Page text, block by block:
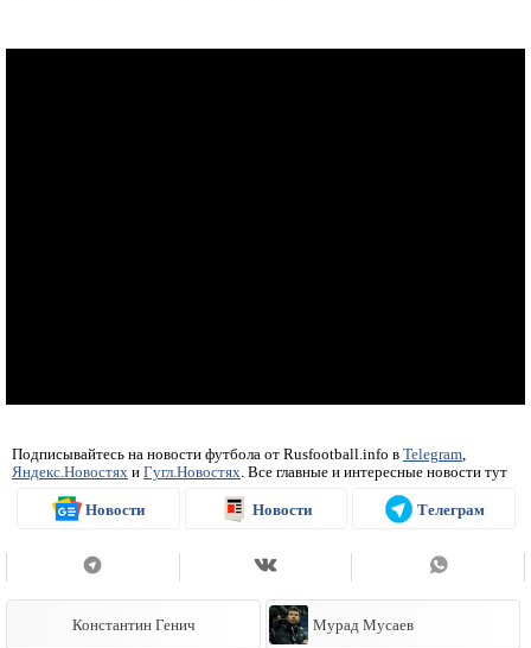
Подписывайтесь на новости футбола от Rusfootball.info в Telegram,
Яндекс.Новостях и Гугл.Новостях. Все главные и интересные новости тут
Новости Новости Телеграм
Константин Генич Мурад Мусаев